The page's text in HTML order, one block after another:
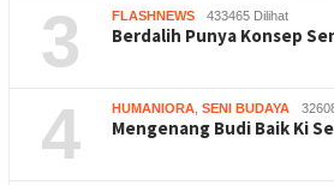
3 FLASHNEWS 433465 Dilihat
Berdalih Punya Konsep
4 HUMANIORA SENI BUDAYA
Mengenang Budi Baik Ki